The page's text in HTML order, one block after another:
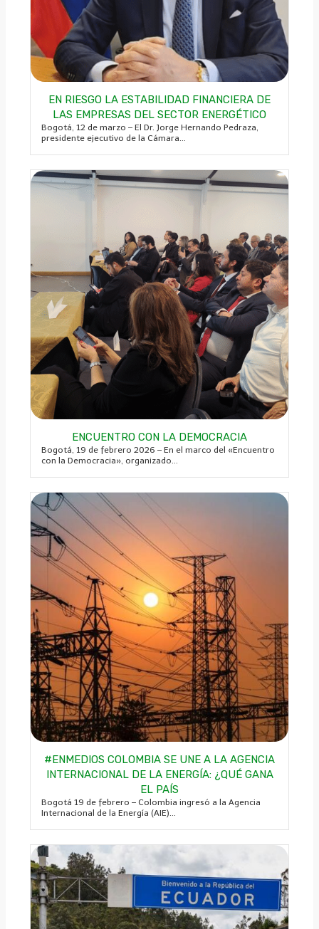
EN RIESGO LA ESTABILIDAD FINANCIERA DE
LAS EMPRESAS DEL SECTOR ENERGÉTICO
Bogotá, 12 de marzo – El Dr. Jorge Hernando Pedraza,
presidente ejecutivo de la Cámara...
ENCUENTRO CON LA DEMOCRACIA
Bogotá, 19 de febrero 2026 – En el marco del «Encuentro
con la Democracia», organizado...
#ENMEDIOS COLOMBIA SE UNE A LA AGENCIA
INTERNACIONAL DE LA ENERGÍA: ¿QUÉ GANA
EL PAÍS
Bogotá 19 de febrero – Colombia ingresó a la Agencia
Internacional de la Energía (AIE)...